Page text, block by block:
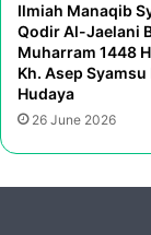
Ilmiah Manaqib
Qodir Al-Jaelani
Muharram 1448
Kh. Asep Syamsu
Hudaya
26 June 2026